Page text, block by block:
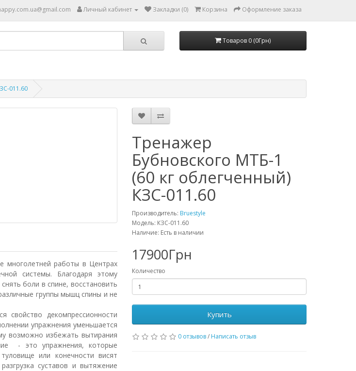
Личный кабинет Закладки (0) Корзина Оформление заказа
Товаров 0 (0Грн)
011.60
многолетней работы в Центрах
системы. Благодаря этому
боли в спине, восстановить
группы мышц спины и не
декомпрессионности
упражнения уменьшается
возможно избежать вытирания
- это упражнения, которые
или конечности висят
суставов и вытяжение
Тренажер
Бубновского МТБ-1
(60 кг облегченный)
КЗС-011.60
Производитель: Bruestyle
Модель: КЗС-011.60
Наличие: Есть в наличии
17900Грн
Количество
Купить
0 отзывов/ Написать отзыв